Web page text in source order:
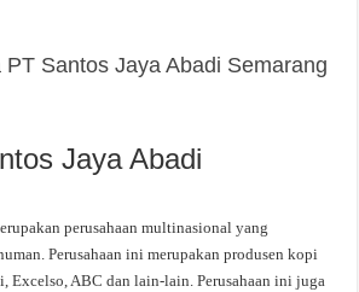
Santos Jaya Abadi Semarang
Jaya Abadi
perusahaan multinasional yang
Perusahaan ini merupakan produsen kopi
Excelso, ABC dan lain-lain. Perusahaan ini juga